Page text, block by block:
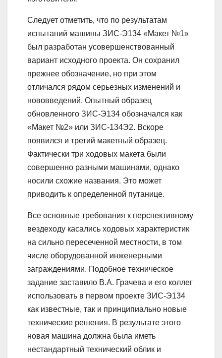
Следует отметить, что по результатам
испытаний машины ЗИС-Э134 «Макет №1»
был разработан усовершенствованный
вариант исходного проекта. Он сохранил
прежнее обозначение, но при этом
отличался рядом серьезных изменений и
нововведений. Опытный образец
обновленного ЗИС-Э134 обозначался как
«Макет №2» или ЗИС-134Э2. Вскоре
появился и третий макетный образец.
Фактически три ходовых макета были
совершенно разными машинами, однако
носили схожие названия. Это может
приводить к определенной путанице.
Все основные требования к перспективному
вездеходу касались ходовых характеристик
на сильно пересеченной местности, в том
числе оборудованной инженерными
заграждениями. Подобное техническое
задание заставило В.А. Грачева и его коллег
использовать в первом проекте ЗИС-Э134
как известные, так и принципиально новые
технические решения. В результате этого
новая машина должна была иметь
нестандартный технический облик и